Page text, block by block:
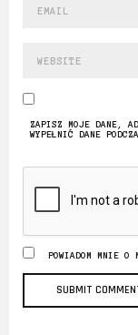
ZAPISZ MOJE DANE,
WYPEŁNIĆ DANE
POWIADOM MNIE O